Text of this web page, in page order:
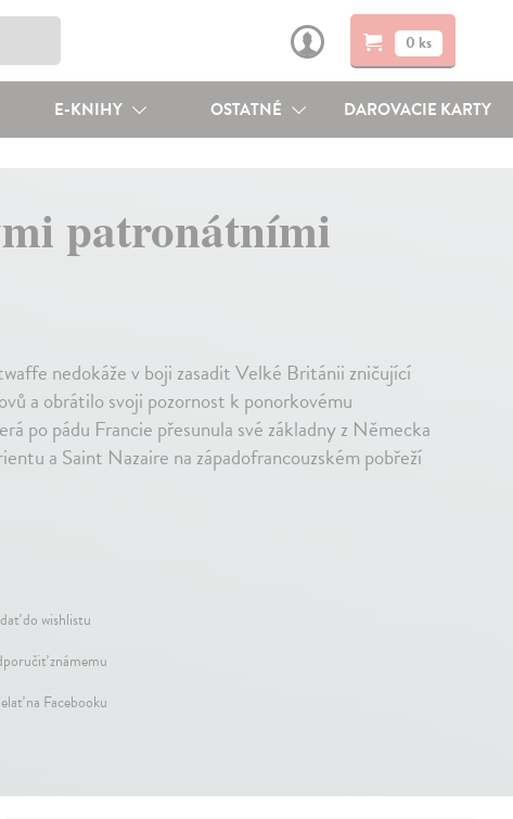
0 ks
E-KNIHY OSTATNÉ DAROVACIE KARTY
patronátními
nedokáže v boji zasadit Velké Británii zničující
a obrátilo svoji pozornost k ponorkovému
po pádu Francie přesunula své základny z Německa
a Saint Nazaire na západofrancouzském pobřeží
do wishlistu
známemu
na Facebooku